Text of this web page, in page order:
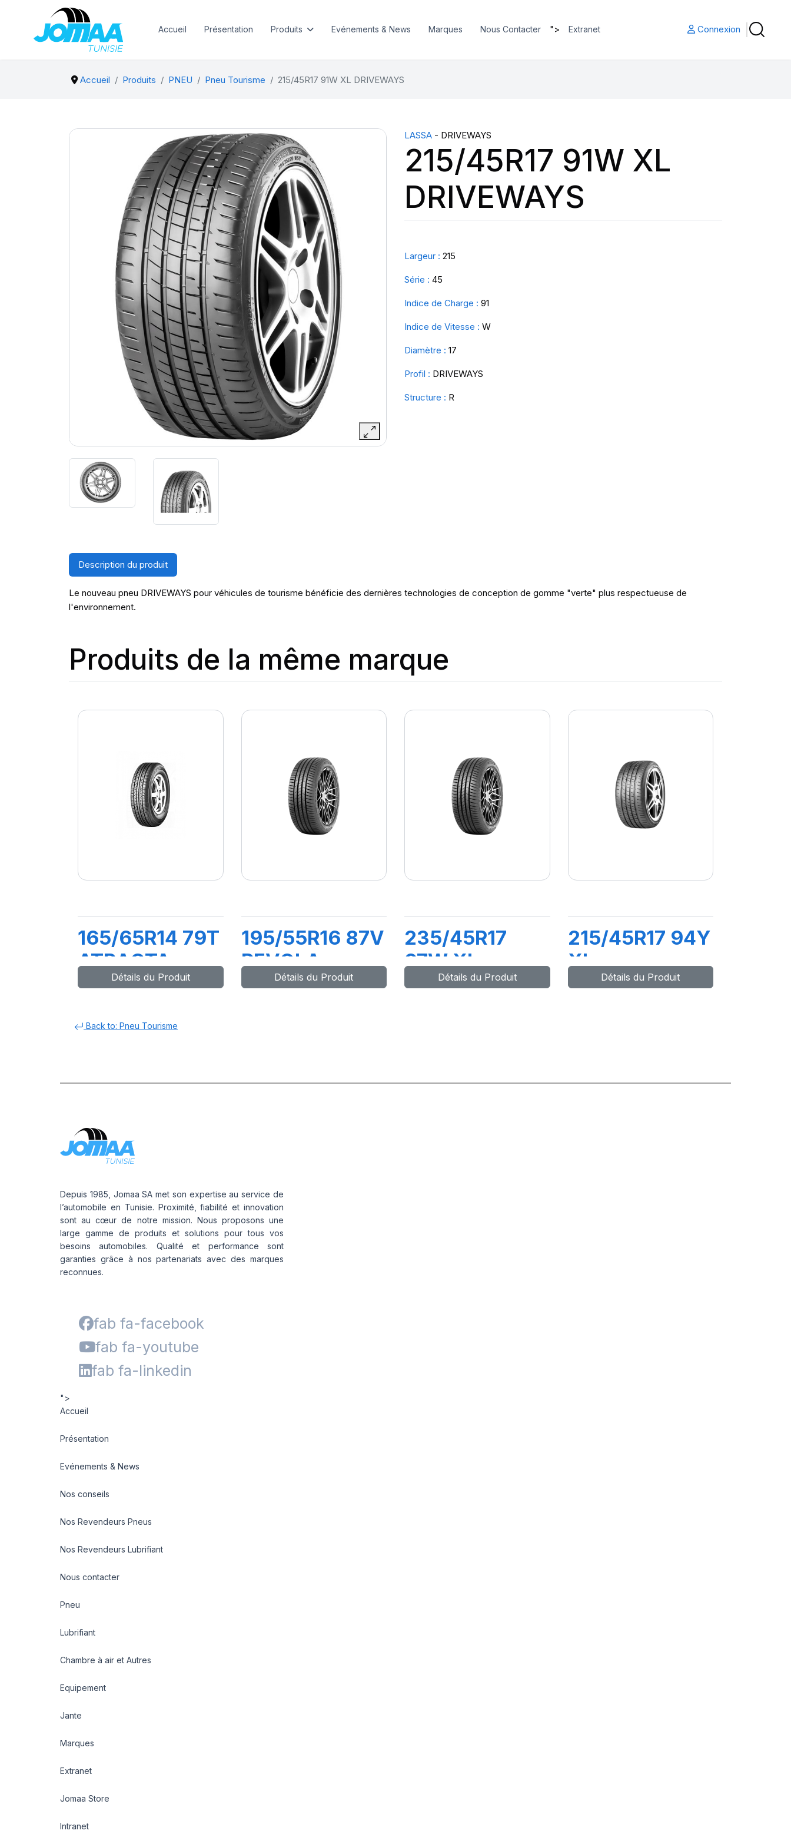
Accueil Présentation Produits Evénements & News Marques Nous Contacter "> Extranet Connexion
Accueil Produits PNEU Pneu Tourisme 215/45R17 91W XL DRIVEWAYS
LASSA - DRIVEWAYS
215/45R17 91W XL
DRIVEWAYS
Largeur : 215
Série : 45
Indice de Charge : 91
Indice de Vitesse : W
Diamètre : 17
Profil : DRIVEWAYS
Structure : R
Description du produit
Le nouveau pneu DRIVEWAYS pour véhicules de tourisme bénéficie des dernières technologies de conception de gomme "verte" plus respectueuse de
l'environnement.
Produits de la même marque
165/65R14 79T
ATRACTA
Détails du Produit
195/55R16 87V
REVOLA
Détails du Produit
235/45R17
97W XL
REVOLA
Détails du Produit
215/45R17 94Y
XL
DRIVEWAYS
Détails du Produit
Back to: Pneu Tourisme
Depuis 1985, Jomaa SA met son expertise au service de
l’automobile en Tunisie. Proximité, fiabilité et innovation
sont au cœur de notre mission. Nous proposons une
large gamme de produits et solutions pour tous vos
besoins automobiles. Qualité et performance sont
garanties grâce à nos partenariats avec des marques
reconnues.
fab fa-facebook
fab fa-youtube
fab fa-linkedin
">
Accueil
Présentation
Evénements & News
Nos conseils
Nos Revendeurs Pneus
Nos Revendeurs Lubrifiant
Nous contacter
Pneu
Lubrifiant
Chambre à air et Autres
Equipement
Jante
Marques
Extranet
Jomaa Store
Intranet